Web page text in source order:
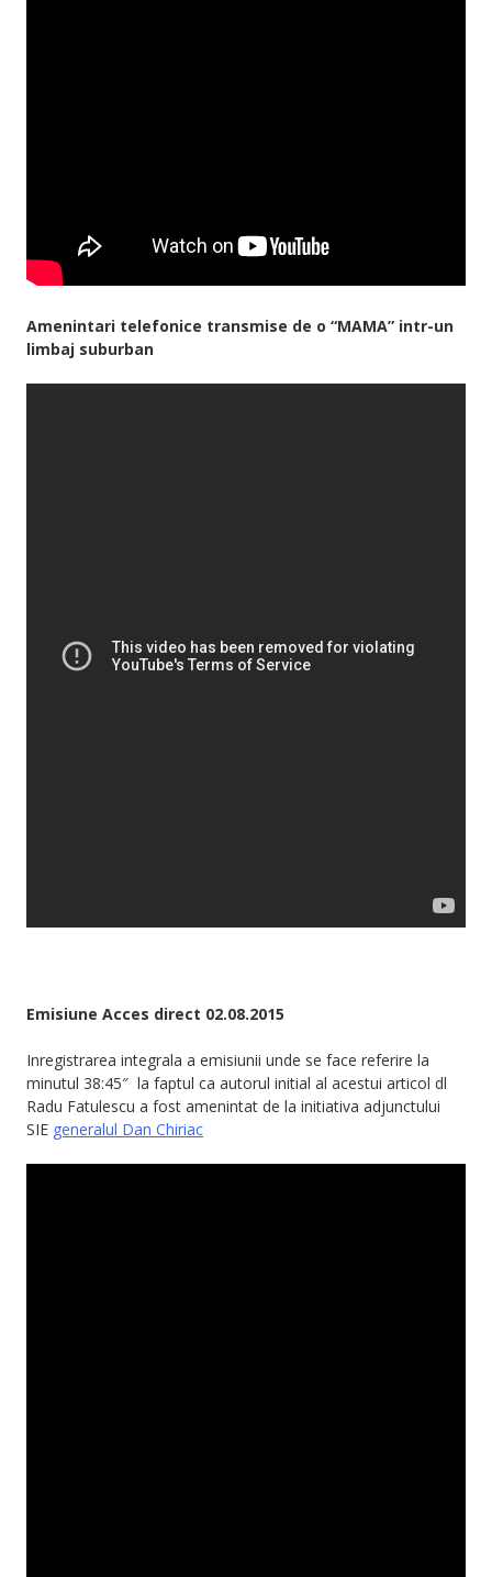
Amenintari telefonice transmise de o “MAMA” intr-un
limbaj suburban
Emisiune Acces direct 02.08.2015
Inregistrarea integrala a emisiunii unde se face referire la
minutul 38:45″ la faptul ca autorul initial al acestui articol dl
Radu Fatulescu a fost amenintat de la initiativa adjunctului
SIE generalul Dan Chiriac